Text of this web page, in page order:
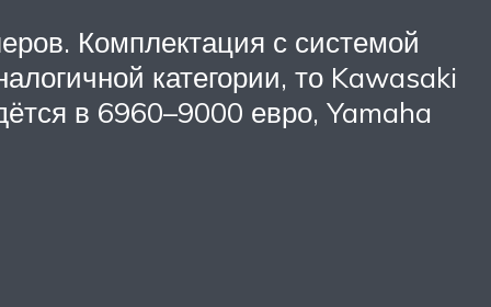
Комплектация с системой
категории, то Kawasaki
в 6960–9000 евро, Yamaha